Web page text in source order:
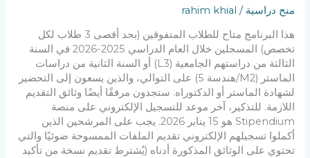
منح دراسية /
rahim khial
هذا البرنامج متاح للطلاب المتفوقين (بحد أقصى 3 طلاب لكل
تخصص) المسجلين خلال العام الدراسي 2025-2026 في السنة
الثالثة من دراستهم الجامعية (L3) أو السنة الثانية من دراسات
الماستر (M2/هندسة 5) على التوالي، والذين يسعون إلى التحضير
لشهادة الماستر أو الدكتوراه. ستجدون مرفقًا أيضًا وثائق التقديم
اللازمة. للتذكير، آخر موعد للتسجيل الإلكتروني على منصة
Stipendium هو 15 يناير 2026. يجب على المرشحين الذين
أكملوا تسجيلهم الإلكتروني تقديم الملفات الممسوحة ضوئيًا والتي
تحتوي على الوثائق المذكورة أدناه (يُشترط تقديم نسخة من تأكيد